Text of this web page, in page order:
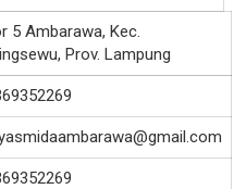
5 Ambarawa, Kec.
Prov. Lampung